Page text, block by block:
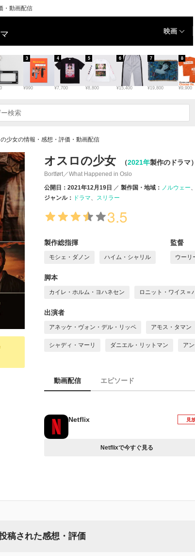
・動画配信
映画
¥990
3
¥7,700
4
¥8,800
5
¥15,400
6
¥19,800
7
¥9,900
8
少女の情報・感想・評価・動画配信
オスロの少女 （2021年製作のドラマ）
Bortført／What Happened in Oslo
公開日：2021年12月19日
製作国・地域： ノルウェー
ジャンル： ドラマ スリラー
3.5
製作総指揮
モシェ・ダノン ハイム・シャリル
監督
ウーリ
脚本
カイレ・ホルム・ヨハネセン ロニット・ワイス＝
出演者
アネッケ・ヴォン・デル・リッペ アモス・タマン
シャディ・マーリ ダニエル・リットマン ア
動画配信 エピソード
Netflix 見
Netflixで今すぐ見る
稿された感想・評価